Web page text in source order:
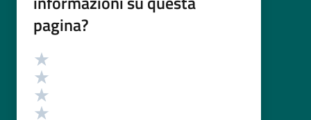
pagina?
Valutazione